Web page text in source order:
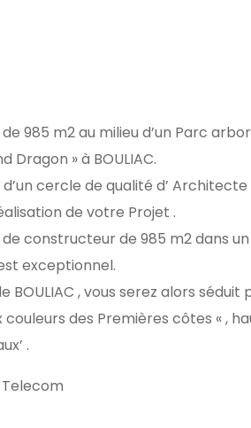
985 m2 au milieu d’un Parc
Dragon » à BOULIAC.
cercle de qualité d’
de votre Projet .
constructeur de 985 m2 dans
exceptionnel.
BOULIAC , vous serez alors
couleurs des Premières côtes « ,
.
Telecom